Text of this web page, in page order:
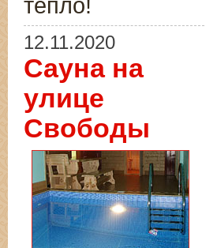
тепло!
12.11.2020
Сауна на
улице
Свободы